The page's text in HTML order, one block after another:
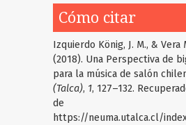
Cómo citar
Izquierdo König, J. M., & Vera
(2018). Una Perspectiva de
para la música de salón
(Talca), 1, 127–132.
de
https://neuma.utalca.cl/